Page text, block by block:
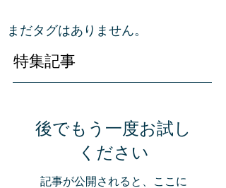
まだタグはありません。
特集記事
後でもう一度お試し
ください
記事が公開されると、ここに